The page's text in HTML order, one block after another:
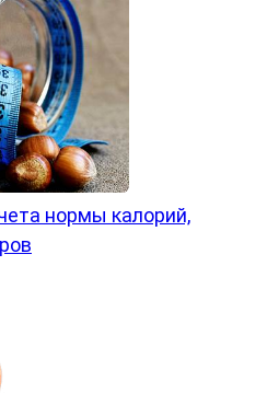
нормы калорий,